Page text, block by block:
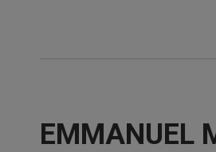
EMMANUEL